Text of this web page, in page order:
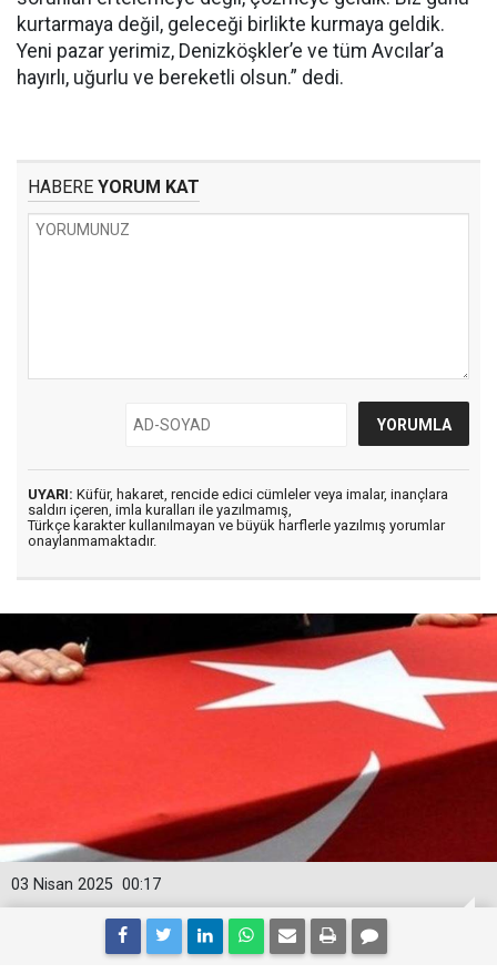
kurtarmaya değil, geleceği birlikte kurmaya geldik.
Yeni pazar yerimiz, Denizköşkler’e ve tüm Avcılar’a
hayırlı, uğurlu ve bereketli olsun.” dedi.
HABERE YORUM KAT
UYARI: Küfür, hakaret, rencide edici cümleler veya imalar, inançlara
saldırı içeren, imla kuralları ile yazılmamış,
Türkçe karakter kullanılmayan ve büyük harflerle yazılmış yorumlar
onaylanmamaktadır.
00:17
03 Nisan 2025